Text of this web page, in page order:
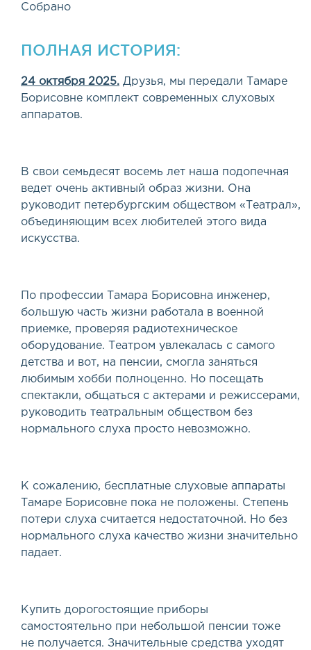
Собрано
ПОЛНАЯ ИСТОРИЯ:
24 октября 2025. Друзья, мы передали Тамаре
Борисовне комплект современных слуховых
аппаратов.
В свои семьдесят восемь лет наша подопечная
ведет очень активный образ жизни. Она
руководит петербургским обществом « Театрал»,
объединяющим всех любителей этого вида
искусства.
По профессии Тамара Борисовна инженер,
большую часть жизни работала в военной
приемке, проверяя радиотехническое
оборудование. Театром увлекалась с самого
детства и вот, на пенсии, смогла заняться
любимым хобби полноценно. Но посещать
спектакли, общаться с актерами и режиссерами,
руководить театральным обществом без
нормального слуха просто невозможно.
К сожалению, бесплатные слуховые аппараты
Тамаре Борисовне пока не положены. Степень
потери слуха считается недостаточной. Но без
нормального слуха качество жизни значительно
падает.
Купить дорогостоящие приборы
самостоятельно при небольшой пенсии тоже
не получается. Значительные средства уходят